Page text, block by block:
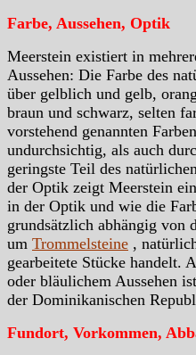
Farbe, Aussehen, Optik
Meerstein existiert in
Aussehen: Die Farbe des
über gelblich und gelb,
braun und schwarz, selten
vorstehend genannten
undurchsichtig, als auch
geringste Teil des
der Optik zeigt Meerstein
in der Optik und wie die
grundsätzlich abhängig von
um Trommelsteine ,
gearbeitete Stücke handelt.
oder bläulichem Aussehen
der Dominikanischen
Fundort, Vorkommen,